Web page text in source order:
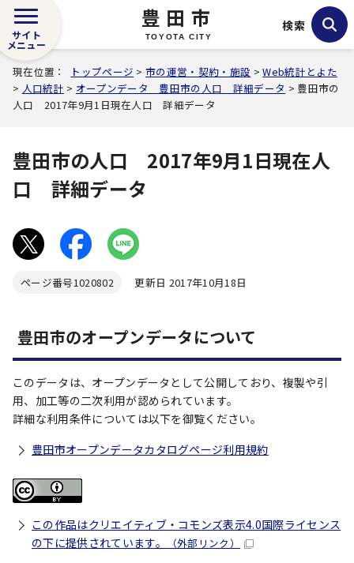
豊田市
TOYOTA CITY
サイト
メニュー
検索
現在位置： トップページ >市の運営・契約・施設 >Web統計とよた
> 人口統計 > オープンデータ 豊田市の人口 詳細データ > 豊田市の
人口 2017年9月1日現在人口 詳細データ
豊田市の人口 2017年9月1日現在人
口 詳細データ
ページ番号1020802 更新日 2017年10月18日
豊田市のオープンデータについて
このデータは、オープンデータとして公開しており、複製や引
用、加工等の二次利用が認められています。
詳細な利用条件については以下を御覧ください。
豊田市オープンデータカタログページ利用規約
この作品はクリエイティブ・コモンズ表示4.0国際ライセンス
の下に提供されています。
（外部リンク）